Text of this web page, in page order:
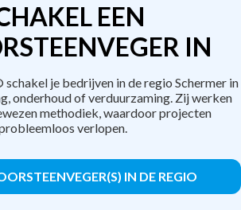
EEN
IN
je bedrijven in de regio Schermer in
onderhoud of verduurzaming. Zij werken
methodiek, waardoor projecten
verlopen.
IN DE REGIO